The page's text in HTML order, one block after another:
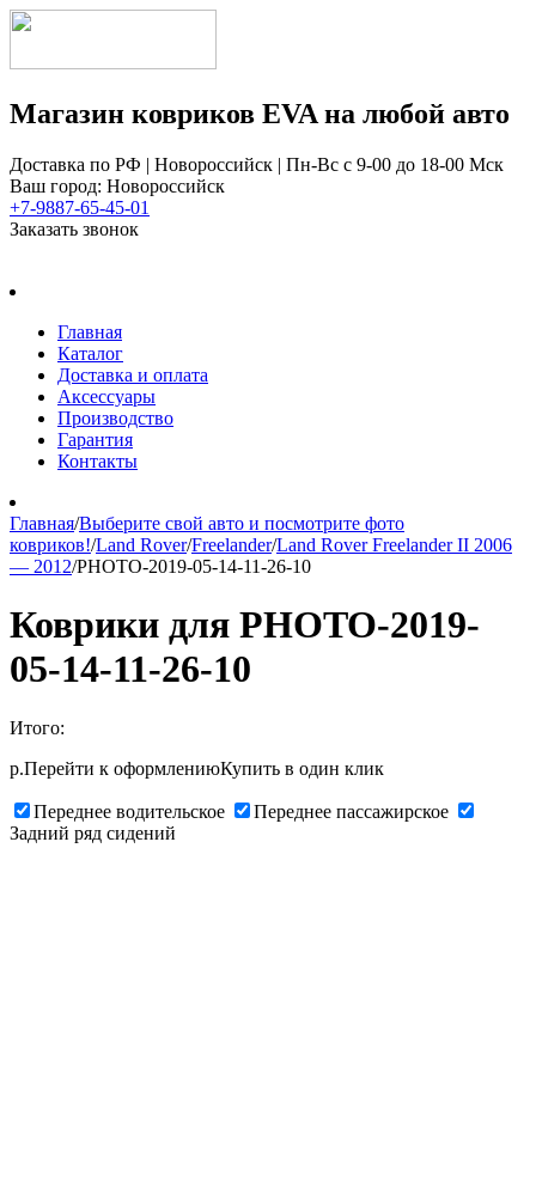
Магазин ковриков EVA ​на любой авто
Доставка по РФ | Новороссийск | Пн-Вс с 9-00 до 18-00 Мск
Ваш город: Новороссийск
+7-9887-65-45-01
Заказать звонок
Главная
Каталог
Доставка и оплата
Аксессуары
Производство
Гарантия
Контакты
Главная/Выберите свой авто и посмотрите фото
ковриков!/Land Rover/Freelander/Land Rover Freelander II 2006
— 2012/PHOTO-2019-05-14-11-26-10
Коврики для PHOTO-2019-
05-14-11-26-10
Итого:
р.Перейти к оформлениюКупить в один клик
Переднее водительское
Переднее пассажирское
Задний ряд сидений